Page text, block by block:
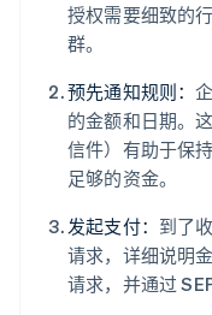
授权需要细致的
群。
预先通知规则：
的金额和日期。
信件）有助于保
足够的资金。
发起支付： 到了
请求，详细说明
请求，并通过